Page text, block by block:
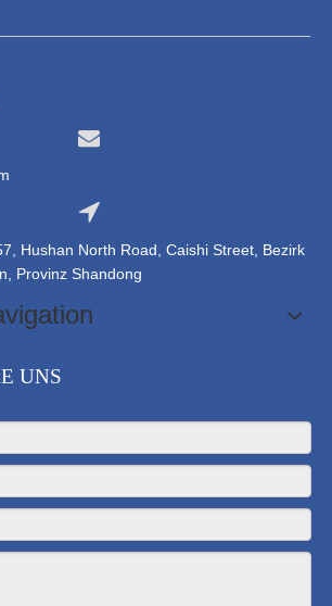
Hushan North Road, Caishi Street, Bezirk
Provinz Shandong
UNS